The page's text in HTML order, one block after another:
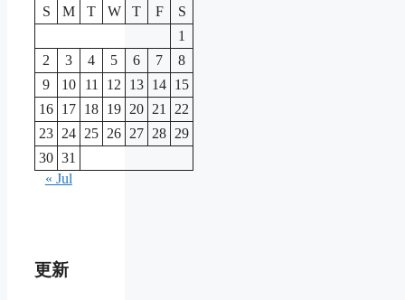
S
M T W T F
S
1
2
3 4 5 6 7
8
9
10 11 12 13 14 15
16 17 18 19 20 21 22
23 24 25 26 27 28 29
30 31
« Jul
更新